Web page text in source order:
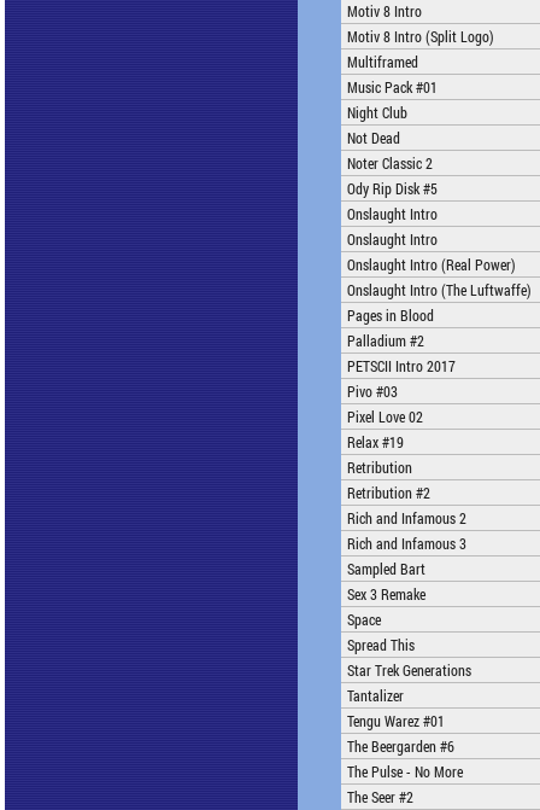
Motiv 8 Intro
Motiv 8 Intro (Split Logo)
Multiframed
Music Pack #01
Night Club
Not Dead
Noter Classic 2
Ody Rip Disk #5
Onslaught Intro
Onslaught Intro
Onslaught Intro (Real Power)
Onslaught Intro (The Luftwaffe)
Pages in Blood
Palladium #2
PETSCII Intro 2017
Pivo #03
Pixel Love 02
Relax #19
Retribution
Retribution #2
Rich and Infamous 2
Rich and Infamous 3
Sampled Bart
Sex 3 Remake
Space
Spread This
Star Trek Generations
Tantalizer
Tengu Warez #01
The Beergarden #6
The Pulse - No More
The Seer #2